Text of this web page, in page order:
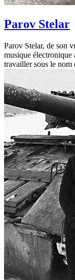
Parov Stelar
Parov Stelar, de son
musique
travailler sous le nom